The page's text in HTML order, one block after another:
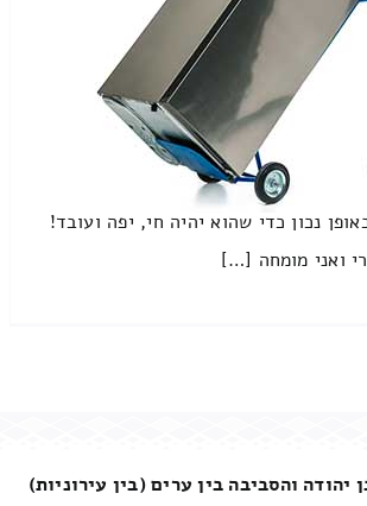
נכון כדי שהוא יהיה חי, יפה ועובד!
ואני מומחה […]
יהודה והסביבה בין ערים (בין עירוניות)